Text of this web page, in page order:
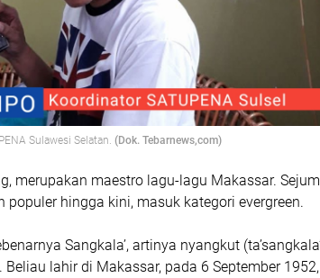
Sulawesi Selatan. (Dok. Tebarnews,com)
merupakan maestro lagu-lagu Makassar.
populer hingga kini, masuk kategori evergreen.
Sangkala’, artinya nyangkut
lahir di Makassar, pada 6 September 1952,